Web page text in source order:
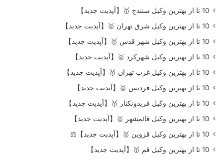
10 تا از بهترین وکیل سنندج 🥇【آپدیت جدید】
10 تا از بهترین وکیل شرق تهران 🥇【آپدیت جدید】
10 تا از بهترین وکیل شهر قدس 🥇【آپدیت جدید】
10 تا از بهترین وکیل شهرکرد 🥇【آپدیت جدید】
10 تا از بهترین وکیل غرب تهران 🥇【آپدیت جدید】
10 تا از بهترین وکیل فردیس 🥇【آپدیت جدید】
10 تا از بهترین وکیل فریدونکنار 🥇【آپدیت جدید】
10 تا از بهترین وکیل قائمشهر 🥇【آپدیت جدید】
10 تا از بهترین وکیل قزوین 🥇【آپدیت جدید】⚖️
10 تا از بهترین وکیل قم 🥇【آپدیت جدید】